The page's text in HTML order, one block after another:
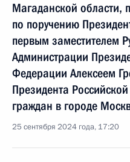
Магаданской области,
по поручению
первым заместителем
Администрации
Федерации Алексеем
Президента
граждан в городе
25 сентября 2024 года, 17:20